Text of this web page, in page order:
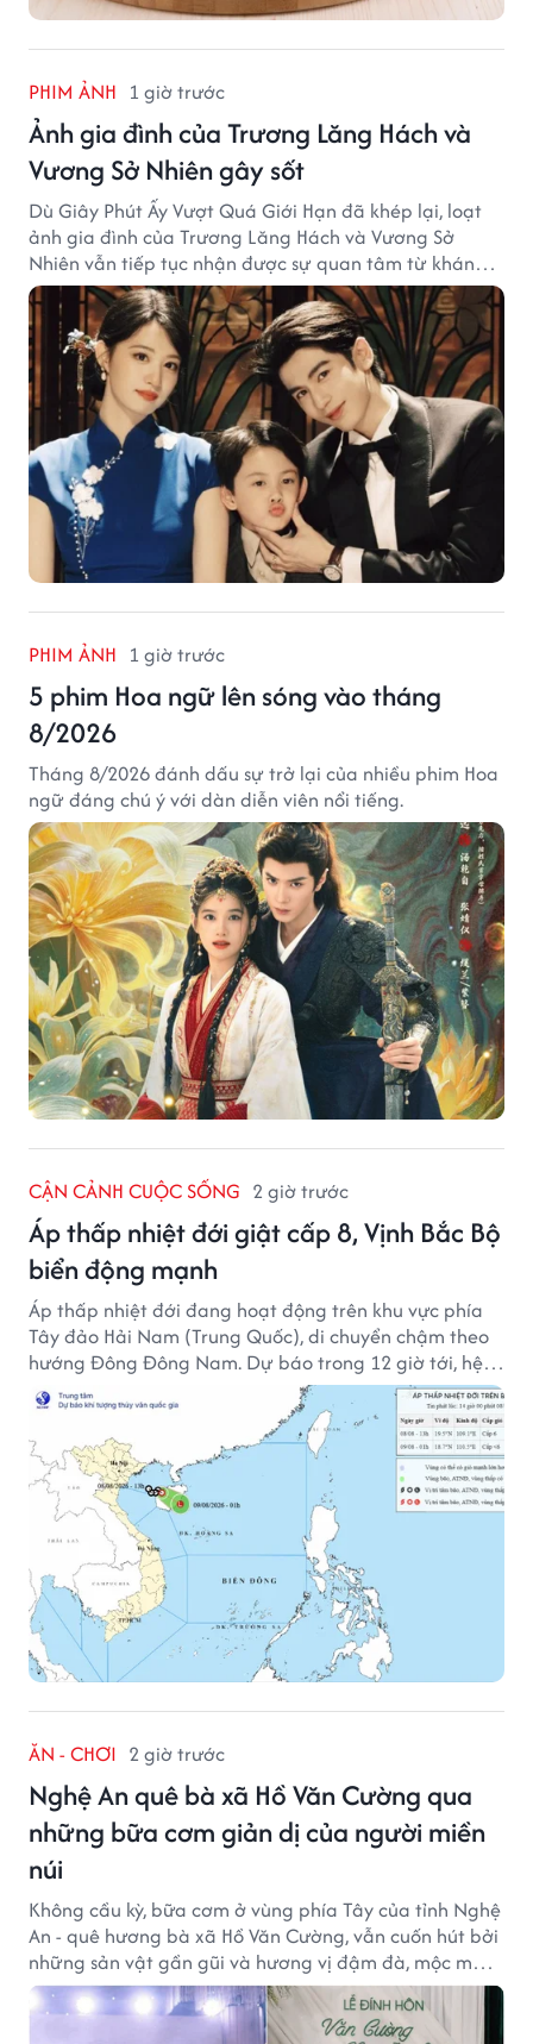
PHIM ẢNH 1 giờ trước
Ảnh gia đình của Trương Lăng Hách và
Vương Sở Nhiên gây sốt
Dù Giây Phút Ấy Vượt Quá Giới Hạn đã khép lại, loạt
ảnh gia đình của Trương Lăng Hách và Vương Sở
Nhiên vẫn tiếp tục nhận được sự quan tâm từ khán
giả.
PHIM ẢNH 1 giờ trước
5 phim Hoa ngữ lên sóng vào tháng
8/2026
Tháng 8/2026 đánh dấu sự trở lại của nhiều phim Hoa
ngữ đáng chú ý với dàn diễn viên nổi tiếng.
CẬN CẢNH CUỘC SỐNG 2 giờ trước
Áp thấp nhiệt đới giật cấp 8, Vịnh Bắc Bộ
biển động mạnh
Áp thấp nhiệt đới đang hoạt động trên khu vực phía
Tây đảo Hải Nam (Trung Quốc), di chuyển chậm theo
hướng Đông Đông Nam. Dự báo trong 12 giờ tới, hệ
thống này suy yếu dần thành vùng áp thấp.
ĂN - CHƠI 2 giờ trước
Nghệ An quê bà xã Hồ Văn Cường qua
những bữa cơm giản dị của người miền
núi
Không cầu kỳ, bữa cơm ở vùng phía Tây của tỉnh Nghệ
An - quê hương bà xã Hồ Văn Cường, vẫn cuốn hút bởi
những sản vật gần gũi và hương vị đậm đà, mộc mạc
của núi rừng.